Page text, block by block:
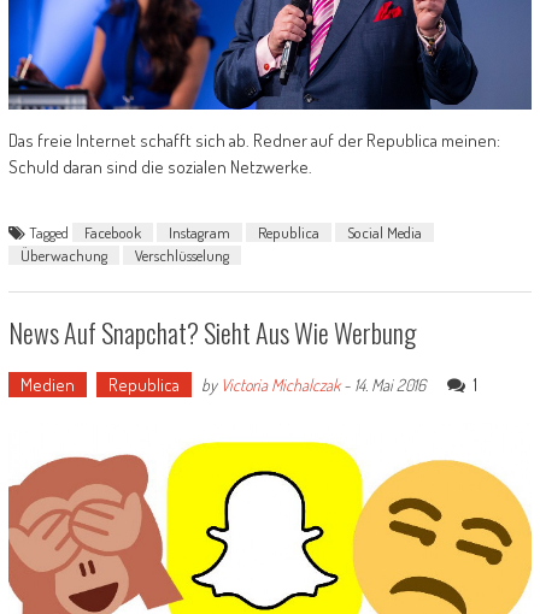
Das freie Internet schafft sich ab. Redner auf der Republica meinen:
Schuld daran sind die sozialen Netzwerke.
Tagged Facebook Instagram Republica
Social Media
Überwachung
Verschlüsselung
News Auf Snapchat? Sieht Aus Wie Werbung
Medien Republica by Victoria Michalczak- 14. Mai 2016 1